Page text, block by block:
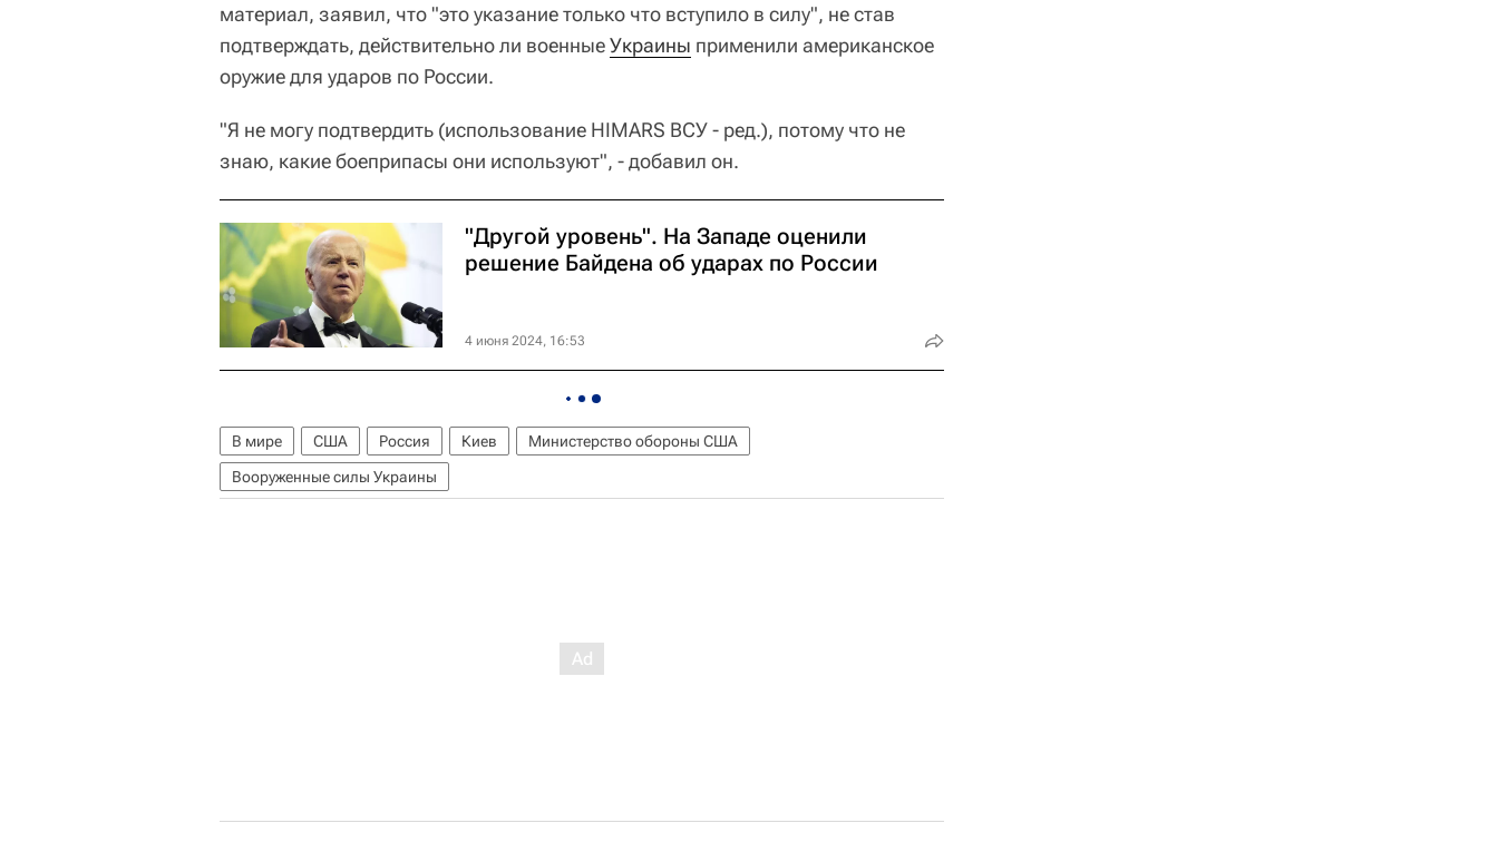
материал, заявил, что "это указание только что вступило в силу", не став
подтверждать, действительно ли военныеУкраины применили американское
оружие для ударов по России.
"Я не могу подтвердить (использование HIMARS ВСУ - ред.), потому что не
знаю, какие боеприпасы они используют", - добавил он.
"Другой уровень". На Западе оценили
решение Байдена об ударах по России
4 июня 2024, 16:53
В мире США Россия Киев
Министерство обороны США
Вооруженные силы Украины